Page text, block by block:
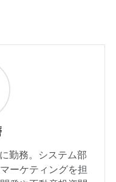
勤務。システム部
ーケティングを担